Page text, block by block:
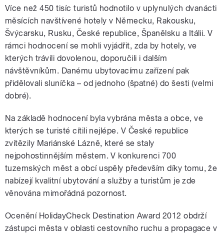
Více než 450 tisíc turistů hodnotilo v uplynulých dvanácti
měsících navštívené hotely v Německu, Rakousku,
Švýcarsku, Rusku, České republice, Španělsku a Itálii. V
rámci hodnocení se mohli vyjádřit, zda by hotely, ve
kterých trávili dovolenou, doporučili i dalším
návštěvníkům. Danému ubytovacímu zařízení pak
přidělovali sluníčka – od jednoho (špatné) do šesti (velmi
dobré).
Na základě hodnocení byla vybrána města a obce, ve
kterých se turisté cítili nejlépe. V České republice
zvítězily Mariánské Lázně, které se staly
nejpohostinnějším městem. V konkurenci 700
tuzemských měst a obcí uspěly především díky tomu, že
nabízejí kvalitní ubytování a služby a turistům je zde
věnována mimořádná pozornost.
Ocenění HolidayCheck Destination Award 2012 obdrží
zástupci města v oblasti cestovního ruchu a propagace v